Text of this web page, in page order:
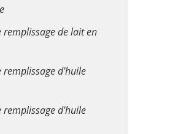
remplissage de lait en
remplissage d'huile
remplissage d'huile